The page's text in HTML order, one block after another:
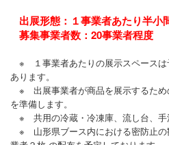
出展形態：１事業者あたり半小
募集事業者数：20事業者程度
※ １事業者あたりの展示スペースは
あります。
※ 出展事業者が商品を展示するため
を準備します。
※ 共用の冷蔵・冷凍庫、流し台、手
※ 山形県ブース内における密防止の